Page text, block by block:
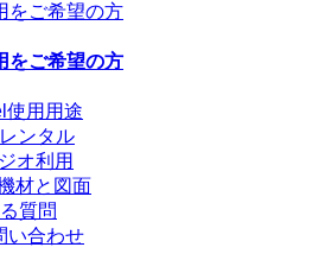
使用用途
ンタル
オ利用
材と図面
質問
い合わせ